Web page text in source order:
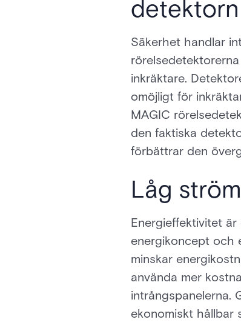
detektorn
Säkerhet handlar
inkräktare.
omöjligt för
MAGIC
den faktiska
förbättrar den
Låg
Energieffektivitet
energikoncept och
minskar
använda mer
intrångspanelerna.
ekonomiskt hållbar